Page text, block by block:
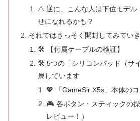
⚠️ 逆に、こんな人は下位モデル
せになれるかも？
それではさっそく開封してみてい
🛠️ 【付属ケーブルの検証】
🛠️ 5つの「シリコンパッド（サ
属しています
💖 「GameSir X5s」本体のコ
🎮 各ボタン・スティックの
レビュー！）